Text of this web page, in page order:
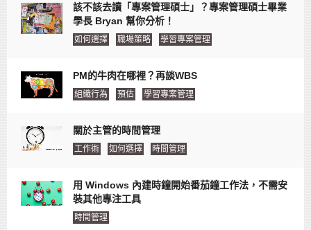
該不該去讀「專案管理碩士」？專案管理碩士畢業
學長 Bryan 幫你分析！
如何選擇 職場策略 學習專案管理
PM的牛肉在哪裡？再談WBS
組織行為 預估 學習專案管理
關於主管的時間管理
工作術 如何選擇 時間管理
用 Windows 內建時鐘開始番茄鐘工作法，不需安
裝其他專注工具
時間管理